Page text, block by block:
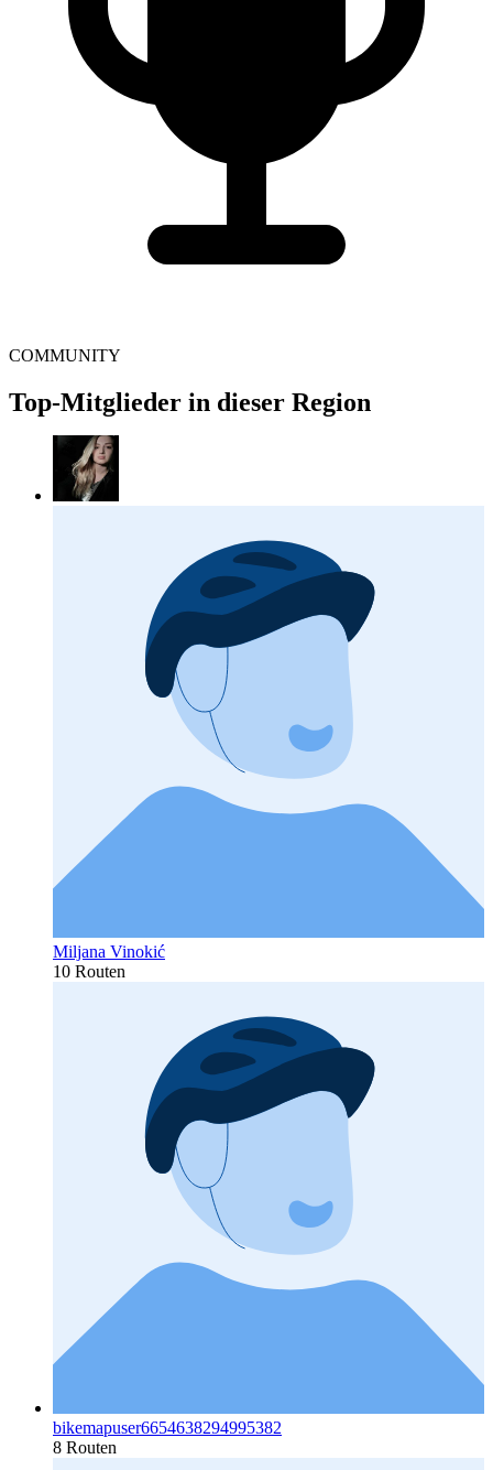
COMMUNITY
Top-Mitglieder in dieser Region
Miljana Vinokić
10 Routen
bikemapuser6654638294995382
8 Routen